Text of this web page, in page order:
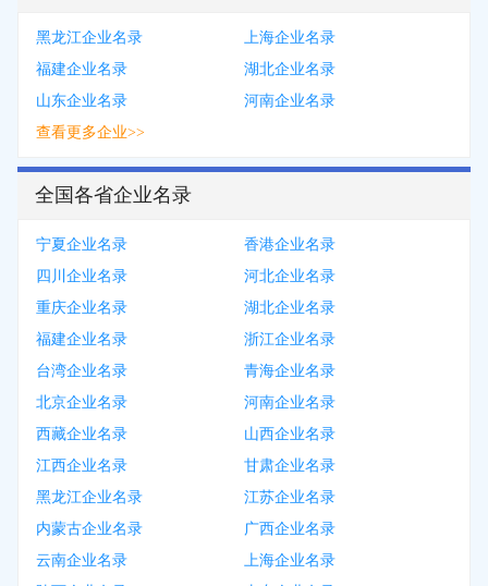
黑龙江企业名录
上海企业名录
福建企业名录
湖北企业名录
山东企业名录
河南企业名录
查看更多企业>>
全国各省企业名录
宁夏企业名录
香港企业名录
四川企业名录
河北企业名录
重庆企业名录
湖北企业名录
福建企业名录
浙江企业名录
台湾企业名录
青海企业名录
北京企业名录
河南企业名录
西藏企业名录
山西企业名录
江西企业名录
甘肃企业名录
黑龙江企业名录
江苏企业名录
内蒙古企业名录
广西企业名录
云南企业名录
上海企业名录